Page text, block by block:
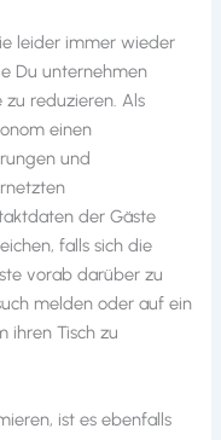
leider immer wieder
Du unternehmen
zu reduzieren. Als
einen
und
der Gäste
falls sich die
vorab darüber zu
melden oder auf ein
ihren Tisch zu
ist es ebenfalls